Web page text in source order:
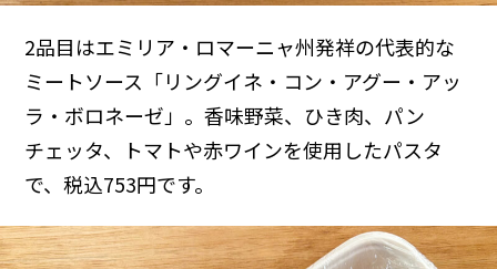
2品目はエミリア・ロマーニャ州発祥の代表的な
ミートソース「リングイネ・コン・アグー・アッ
ラ・ボロネーゼ」。香味野菜、ひき肉、パン
チェッタ、トマトや赤ワインを使用したパスタ
で、税込753円です。